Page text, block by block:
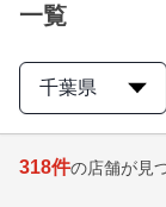
一覧
千葉県
318件の店舗が見